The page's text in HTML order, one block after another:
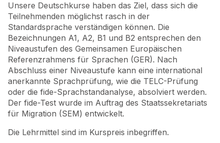
Unsere Deutschkurse haben das Ziel, dass sich die
Teilnehmenden möglichst rasch in der
Standardsprache verständigen können. Die
Bezeichnungen A1, A2, B1 und B2 entsprechen den
Niveaustufen des Gemeinsamen Europäischen
Referenzrahmens für Sprachen (GER). Nach
Abschluss einer Niveaustufe kann eine international
anerkannte Sprachprüfung, wie die TELC-Prüfung
oder die fide-Sprachstandanalyse, absolviert werden.
Der fide-Test wurde im Auftrag des Staatssekretariats
für Migration (SEM) entwickelt.
Die Lehrmittel sind im Kurspreis inbegriffen.